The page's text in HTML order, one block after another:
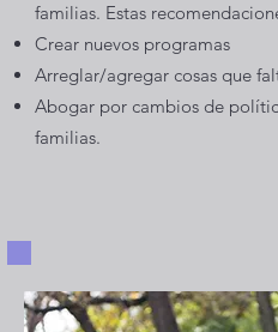
familias. Estas
Crear nuevos programas
Arreglar/agregar cosas que
Abogar por cambios de
familias.